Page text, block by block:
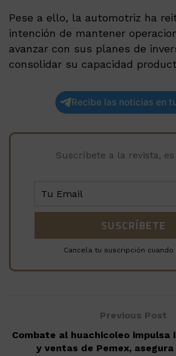
Pese a ello, la automotriz ha
intención de mantener
avanzar con sus planes de
consolidar su capacidad
Recibe las noticias en
Suscríbete a la revista, es
Cancela tu suscripción cuando
Previous Post
Combate al huachicoleo impulsa
y ventas de Pemex, asegura